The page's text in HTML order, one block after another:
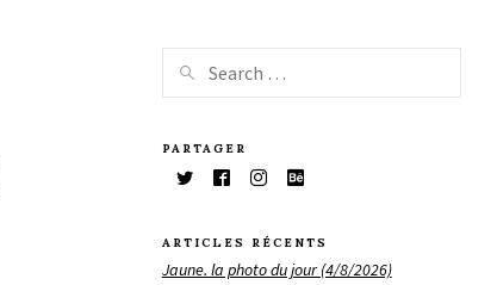
PARTAGER
ARTICLES RÉCENTS
Jaune. la photo du jour (4/8/2026)